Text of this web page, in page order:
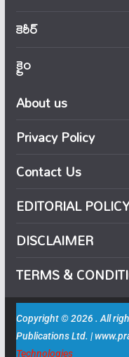
కెరీర్
క్రైం
About us
Privacy Policy
Contact Us
EDITORIAL POLICY
DISCLAIMER
TERMS &
Copyright © 2026 . All
Publications Ltd. |
Technologies